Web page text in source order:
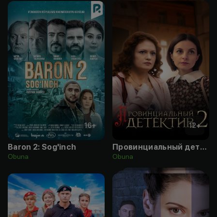
16+
Baron 2: Sog'inch
Obuna
12+
Провинциальный детектив
Obuna